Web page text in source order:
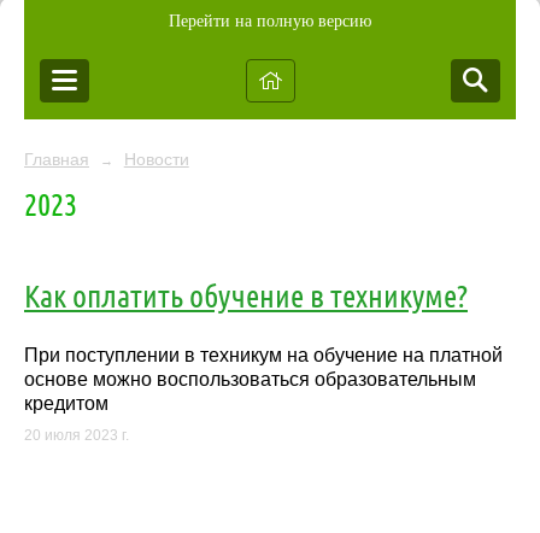
Перейти на полную версию
Главная → Новости
2023
Как оплатить обучение в техникуме?
При поступлении в техникум на обучение на платной
основе можно воспользоваться образовательным
кредитом
20 июля 2023 г.